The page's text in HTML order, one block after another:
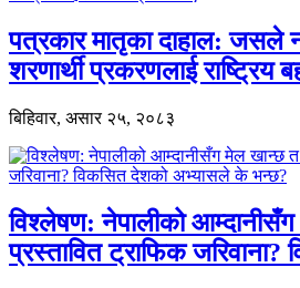
पत्रकार मातृका दाहाल: जसले
शरणार्थी प्रकरणलाई
बिहिवार, असार २५, २०८३
विश्लेषण: नेपालीको
प्रस्तावित ट्राफिक